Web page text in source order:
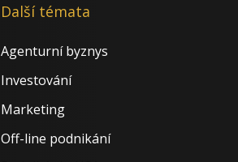
Další témata
Agenturní byznys
Investování
Marketing
Off-line podnikání